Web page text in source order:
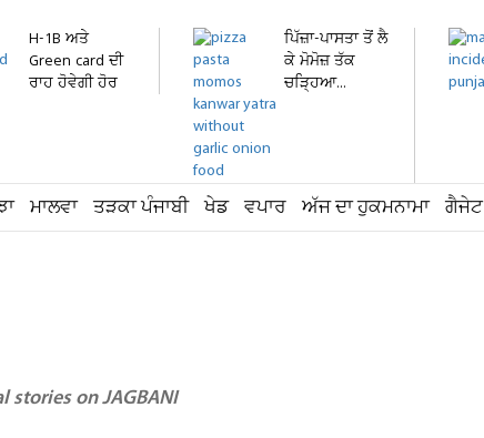
H-1B ਅਤੇ
Green card ਦੀ
ਰਾਹ ਹੋਵੇਗੀ ਹੋਰ
ਪਿੱਜ਼ਾ-ਪਾਸਤਾ ਤੋਂ ਲੈ
ਕੇ ਮੋਮੋਜ਼ ਤੱਕ
ਚੜ੍ਹਿਆ...
ਮਾਲਵਾ ਤੜਕਾ ਪੰਜਾਬੀ ਖੇਡ ਵਪਾਰ ਅੱਜ ਦਾ ਹੁਕਮਨਾਮਾ ਗੈਜੇਟ
stories on JAGBANI